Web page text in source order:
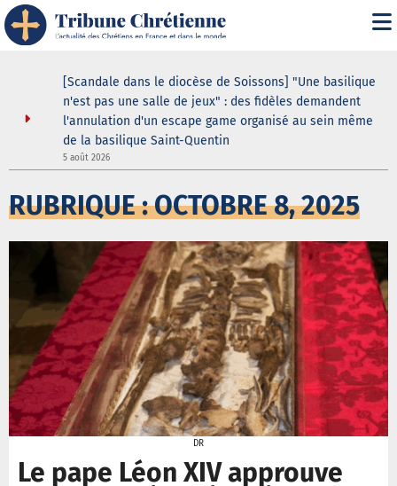
[Scandale dans le diocèse de Soissons] "Une basilique
n'est pas une salle de jeux" : des fidèles demandent
l'annulation d'un escape game organisé au sein même
de la basilique Saint-Quentin
5 août 2026
RUBRIQUE : OCTOBRE 8, 2025
DR
Le pape Léon XIV approuve